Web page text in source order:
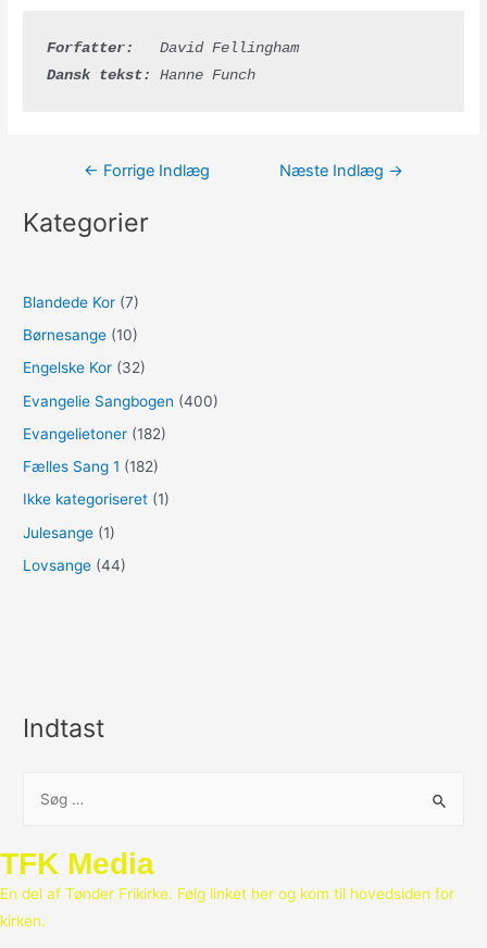
Forfatter:
   David Fellingham
Dansk tekst:
Hanne Funch
Indlægsnavigation
← Forrige Indlæg Næste Indlæg →
Kategorier
Blandede Kor (7)
Børnesange (10)
Engelske Kor (32)
Evangelie Sangbogen (400)
Evangelietoner (182)
Fælles Sang 1 (182)
Ikke kategoriseret (1)
Julesange (1)
Lovsange (44)
Indtast
e
f
t
TFK Media
En del af Tønder Frikirke. Følg linket her og kom til hovedsiden for
kirken.